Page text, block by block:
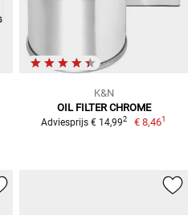
K&N
OIL FILTER CHROME
Adviesprijs € 14,992 € 8,461